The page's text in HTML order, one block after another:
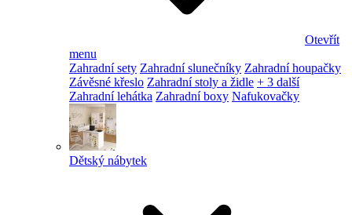
Otevřít
menu
Zahradní sety Zahradní slunečníky Zahradní houpačky
Závěsné křeslo Zahradní stoly a židle + 3 další
Zahradní lehátka Zahradní boxy Nafukovačky
Dětský nábytek